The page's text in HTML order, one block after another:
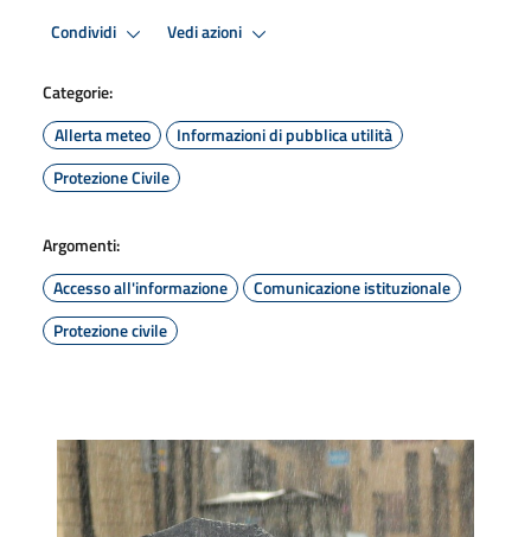
Condividi Vedi azioni
Categorie:
Allerta meteo
Informazioni di pubblica utilità
Protezione Civile
Argomenti:
Accesso all'informazione
Comunicazione istituzionale
Protezione civile